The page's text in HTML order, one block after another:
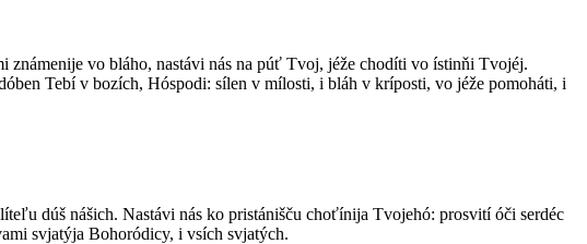
vo bláho, nastávi nás na púť Tvoj, jéže chodíti vo ístinňi Tvojéj.
Tebí v bozích, Hóspodi: sílen v mílosti, i bláh v kríposti, vo jéže pomoháti, i
dúš nášich. Nastávi nás ko pristánišču choťínija Tvojehó: prosvití óči serdéc
svjatýja Bohoródicy, i vsích svjatých.